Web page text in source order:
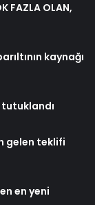
FAZLA OLAN,
kaynağı
tutuklandı
gelen teklifi
en yeni